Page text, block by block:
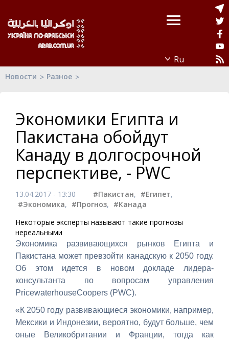
Новости Разное
Экономики Египта и
Пакистана обойдут
Канаду в долгосрочной
перспективе, - PWC
13.04.2017 - 13:30 #Пакистан, #Египет,
#Экономика, #Прогноз, #Канада
Некоторые эксперты называют такие прогнозы
нереальными
Экономика развивающихся рынков Египта и
Пакистана может превзойти канадскую к 2050 году.
Об этом идется в новом докладе лидера-
консультанта по вопросам управления
PricewaterhouseCoopers (PWC).
«К 2050 году развивающиеся экономики, например,
Мексики и Индонезии, вероятно, будут больше, чем
оные Великобритании и Франции, тогда как